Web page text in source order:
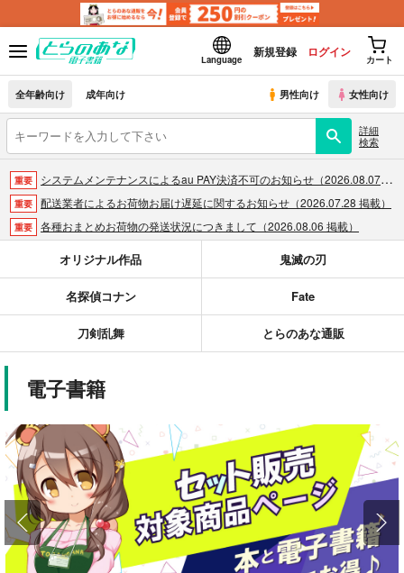
Language
新規登録 ログイン
カート
全年齢向け 成年向け 男性向け 女性向け
詳細
検索
重要 システムメンテナンスによるau PAY決済不可のお知らせ（2026.08.07 掲載）
重要 配送業者によるお荷物お届け遅延に関するお知らせ（2026.07.28 掲載）
重要 各種おまとめお荷物の発送状況につきまして（2026.08.06 掲載）
おまとめサイクル「定期便(月2)」一般会員様の利用再開のお知らせ（2026.02.05 掲載）
重要 「とらのあな×駿河屋日本橋乙女同人誌館」通販店頭受取サービス開始のお知らせ（2026.01.05 更新｜2025.12.30 掲載）
【2025/12/1より】「通販ポイント⇒とらコイン変換キャンペーン」終了のお知らせ（2025.11.21 掲載）
重要 ポイント付与・管理体制改定のお知らせ（2024.11.20 掲載）
オリジナル作品 鬼滅の刃
名探偵コナン Fate
刀剣乱舞 とらのあな通販
電子書籍